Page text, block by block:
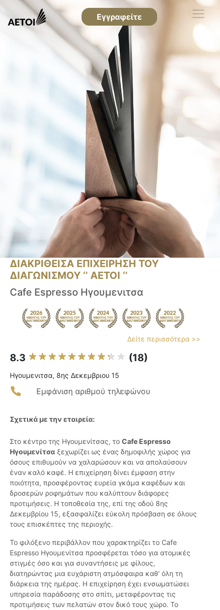
Εγγραφείτε
ΔΙΑΚΡΙΘΕΙΣΑ ΕΠΙΧΕΙΡΗΣΗ ΤΟΥ
ΔΙΑΓΩΝΙΣΜΟΥ ‘’ ΑΕΤΟΙ ‘’
Cafe Espresso Ηγουμενιτσα
Δείτε περισσότερα >>
8.3 (18)
Ηγουμενιτσα, 8ης Δεκεμβριου 15
Εμφάνιση αριθμού τηλεφώνου
Σχετικά με την εταιρεία:
Στο κέντρο της Ηγουμενίτσας, το Cafe Espresso
Ηγουμενίτσα ξεχωρίζει ως ένας δημοφιλής χώρος για
όσους επιθυμούν να χαλαρώσουν και να απολαύσουν
έναν καλό καφέ. Η επιχείρηση δίνει έμφαση στην
ποιότητα, προσφέροντας ευρεία γκάμα καφέδων και
δροσερών ροφημάτων που καλύπτουν διάφορες
προτιμήσεις. Η τοποθεσία της, επί της οδού 8ης
Δεκεμβρίου 15, εξασφαλίζει εύκολη πρόσβαση σε όλους
τους επισκέπτες της περιοχής.
Το φιλόξενο περιβάλλον που χαρακτηρίζει το Cafe
Espresso Ηγουμενίτσα προσφέρεται τόσο για ατομικές
στιγμές όσο και για συναντήσεις με φίλους,
διατηρώντας μια ευχάριστη ατμόσφαιρα καθ' όλη τη
διάρκεια της ημέρας. Η επιχείρηση έχει ενσωματώσει
υπηρεσία παράδοσης στο σπίτι, μεταφέροντας τις
προτιμήσεις των πελατών στον δικό τους χώρο. Το